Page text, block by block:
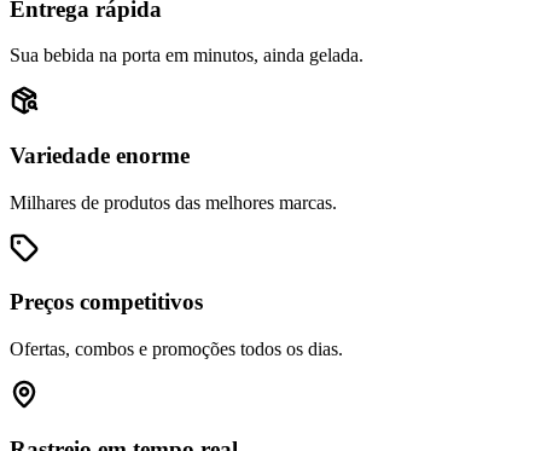
Entrega rápida
Sua bebida na porta em minutos, ainda gelada.
Variedade enorme
Milhares de produtos das melhores marcas.
Preços competitivos
Ofertas, combos e promoções todos os dias.